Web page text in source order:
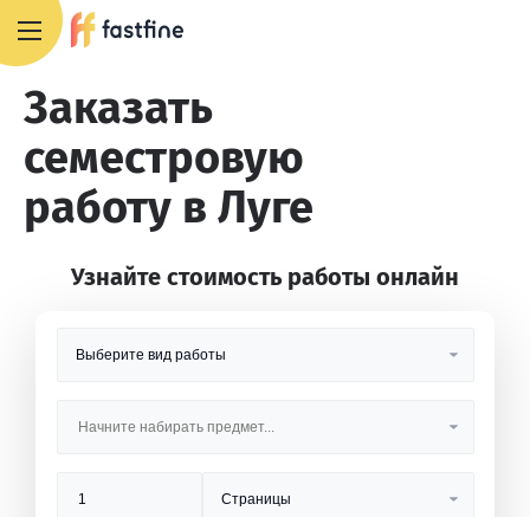
Заказать
семестровую
работу в Луге
Узнайте стоимость работы онлайн